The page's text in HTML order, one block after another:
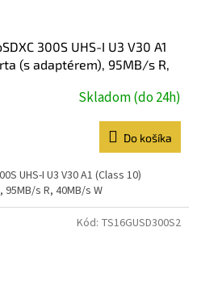
300S UHS-I U3 V30 A1
(s adaptérem), 95MB/s R,
Skladom (do 24h)
Do košíka
UHS-I U3 V30 A1 (Class 10)
s R, 40MB/s W
Kód: TS16GUSD300S2